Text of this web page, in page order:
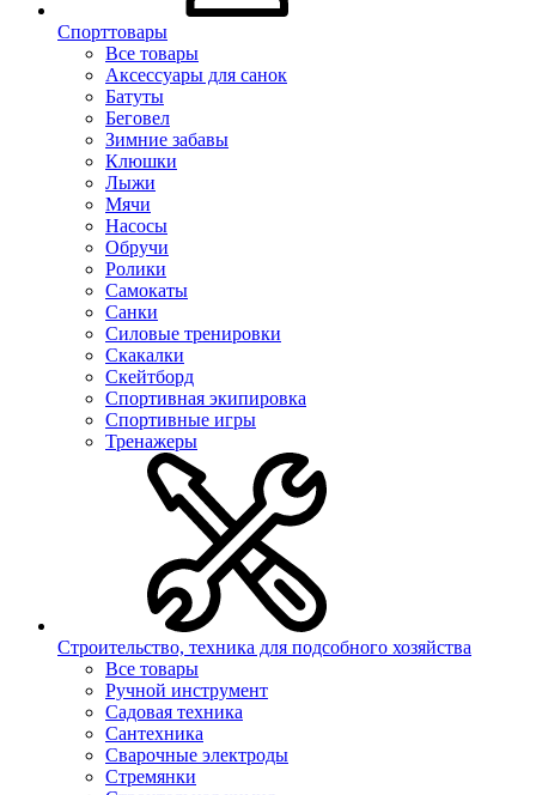
Спорттовары
Все товары
Аксессуары для санок
Батуты
Беговел
Зимние забавы
Клюшки
Лыжи
Мячи
Насосы
Обручи
Ролики
Самокаты
Санки
Силовые тренировки
Скакалки
Скейтборд
Спортивная экипировка
Спортивные игры
Тренажеры
Строительство, техника для подсобного хозяйства
Все товары
Ручной инструмент
Садовая техника
Сантехника
Сварочные электроды
Стремянки